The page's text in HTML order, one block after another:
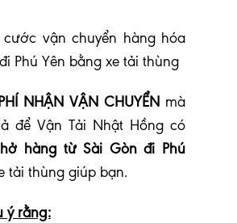
NHẬN VẬN CHUYỂN mà
để Vận Tải Nhật Hồng có
hàng từ Sài Gòn đi Phú
tải thùng giúp bạn.
ý rằng: